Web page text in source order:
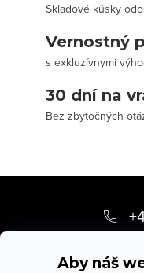
Aby náš
Skladové kúsky
Vernostný
s exkluzívnymi
30 dní na
Bez zbytočných
p